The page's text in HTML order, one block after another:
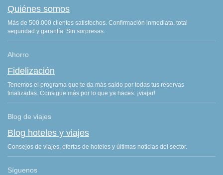
Quiénes somos
Más de 500.000 clientes satisfechos. Confirmación inmediata, total
seguridad y garantía. Sin sorpresas.
Ahorro
Fidelización
Tenemos el programa que te da más saldo por todas tus reservas
finalizadas. Consigue más por lo que ya haces: ¡viajar!
Blog de viajes
Blog hoteles y viajes
Consejos de viajes, ofertas de hoteles y últimas noticias del sector.
Síguenos